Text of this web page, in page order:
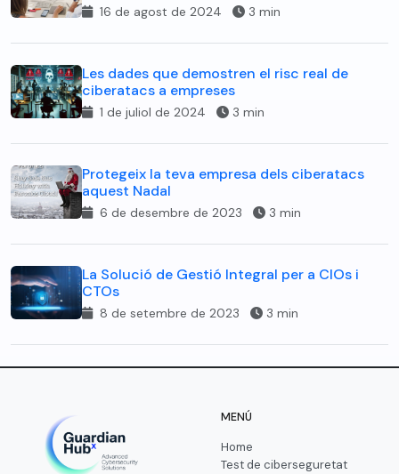
16 de agost de 2024 3 min
Les dades que demostren el risc real de
ciberatacs a empreses
1 de juliol de 2024 3 min
Protegeix la teva empresa dels ciberatacs
aquest Nadal
6 de desembre de 2023 3 min
La Solució de Gestió Integral per a CIOs i
CTOs
8 de setembre de 2023 3 min
MENÚ
Home
Test de ciberseguretat